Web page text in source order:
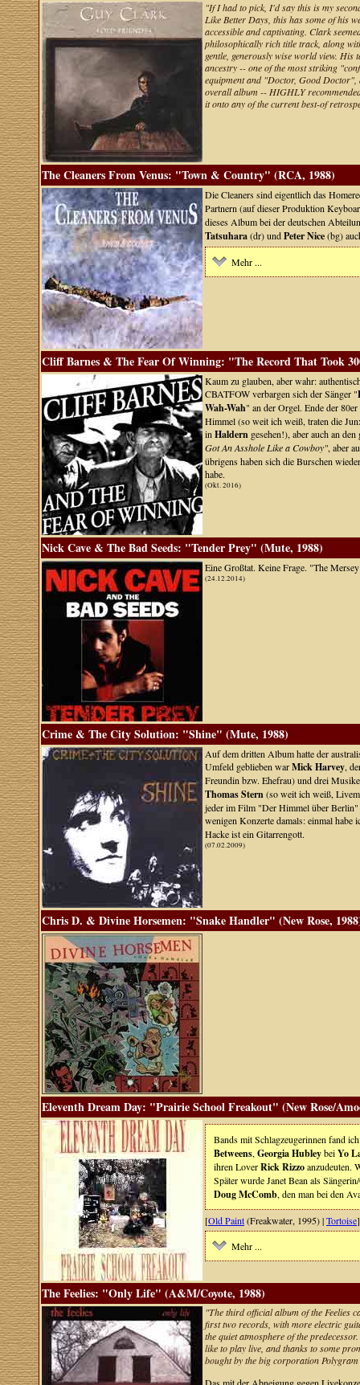
"If I had to pick, I'd say this is my
Like Better Days, this has some of his
accessible and captivating. Clark
philosophically rich title track, along
gentle, generously wise world view.
ancestry -- one of the most striking
equipment and "Doctor, Good Doctor",
overall album -- HIGHLY
it onto any of the current best-of
The Cleaners From Venus: "Town & Country" (RCA, 1988)
Die Cleaners sind eigentlich das
Partnern (auf dieser Produktion
dieses Album bei der deutschen
Tatsuhara(dr) undPeter Nice(bg)
Mehr ...
Cliff Barnes & The Fear Of Winning: "The Record That Took
Kaum zu glauben, aber wahr:
CBATFOW verbargen sich der Sänger "
Wah-Wah" an der Orgel. Ende der
Himmel (so weit ich weiß, traten die
in Haldern gesehen!), aber auch an
Got An Asshole Like a Cowboy", aber
übrigens haben sich die Burschen
habe.
(Okt. 2016)
Nick Cave & The Bad Seeds: "Tender Prey" (Mute, 1988)
Eine Großtat. Keine Frage. "The
(24.12.2014)
Crime & The City Solution: "Shine" (Mute, 1988)
Auf dem dritten Album hatte der
Umfeld geblieben warMick Harvey,
Freundin bzw. Ehefrau) und drei
Thomas Stern(so weit ich weiß,
jeder im Film "Der Himmel über Berlin"
wenigen Konzerte damals: einmal habe
Hacke ist ein Gitarrengott.
(07.02.2009)
Chris D. & Divine Horsemen: "Snake Handler" (New Rose,
Eleventh Dream Day: "Prairie School Freakout" (New Rose/
Bands mit Schlagzeugerinnen fand
Betweens, Georgia HubleybeiYo
ihren LoverRick Rizzoanzudeuten.
Später wurde Janet Bean als
Doug McComb, den man bei den
[Old Paint(Freakwater, 1995) |Tortoise]
Mehr ...
The Feelies: "Only Life" (A&M/Coyote, 1988)
"The third official album of the Feelies
first two records, with more electric
the quiet atmosphere of the
like to play live, and thanks to some
bought by the big corporation